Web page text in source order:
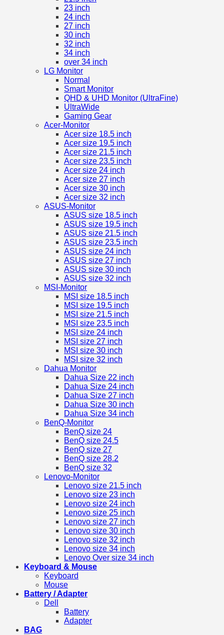
23 inch
24 inch
27 inch
30 inch
32 inch
34 inch
over 34 inch
LG Monitor
Normal
Smart Monitor
QHD & UHD Monitor (UltraFine)
UltraWide
Gaming Gear
Acer-Monitor
Acer size 18.5 inch
Acer size 19.5 inch
Acer size 21.5 inch
Acer size 23.5 inch
Acer size 24 inch
Acer size 27 inch
Acer size 30 inch
Acer size 32 inch
ASUS-Monitor
ASUS size 18.5 inch
ASUS size 19.5 inch
ASUS size 21.5 inch
ASUS size 23.5 inch
ASUS size 24 inch
ASUS size 27 inch
ASUS size 30 inch
ASUS size 32 inch
MSI-Monitor
MSI size 18.5 inch
MSI size 19.5 inch
MSI size 21.5 inch
MSI size 23.5 inch
MSI size 24 inch
MSI size 27 inch
MSI size 30 inch
MSI size 32 inch
Dahua Monitor
Dahua Size 22 inch
Dahua Size 24 inch
Dahua Size 27 inch
Dahua Size 30 inch
Dahua Size 34 inch
BenQ-Monitor
BenQ size 24
BenQ size 24.5
BenQ size 27
BenQ size 28.2
BenQ size 32
Lenovo-Monitor
Lenovo size 21.5 inch
Lenovo size 23 inch
Lenovo size 24 inch
Lenovo size 25 inch
Lenovo size 27 inch
Lenovo size 30 inch
Lenovo size 32 inch
Lenovo size 34 inch
Lenovo Over size 34 inch
Keyboard & Mouse
Keyboard
Mouse
Battery / Adapter
Dell
Battery
Adapter
BAG